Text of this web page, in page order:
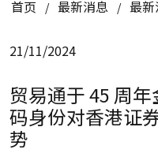
首页 / 最新消息 / 最
21/11/2024
贸易通于 45 周
码身份对香港证
势